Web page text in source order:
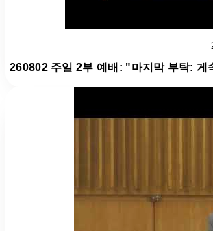
260802 주일 2부 예배: "마지막 부탁: